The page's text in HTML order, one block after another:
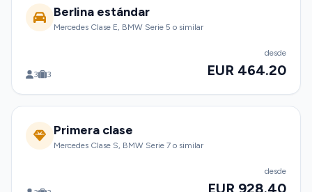
Berlina estándar
Mercedes Clase E, BMW Serie 5 o similar
3 3
desde
EUR 464.20
Primera clase
Mercedes Clase S, BMW Serie 7 o similar
desde
EUR 928.40